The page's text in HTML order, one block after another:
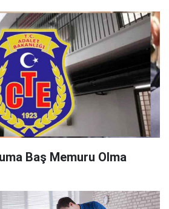
Baş Memuru Olma